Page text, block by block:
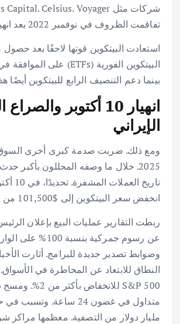
تفاقمت الظروف في نوفمبر 2022 بعد انهيار FTX.
استعادت البيتكوين قوتها لاحقًا بعد
بينما دعم التنصيف الرابع للبيتكوين أيضًا
انهيار 10 أكتوبر
الإيراني
ومع ذلك. ضربت صدمة كبرى أخرى السوق
2025. خلال ما وصفه المحللون بأكبر
انخفض سعر البيتكوين إلى $101,500 من فوق $122,000.
ربطت التقارير عمليات البيع بإعلان
عن رسوم جمركية بنسبة
وضوابط تصدير جديدة للبرامج. أثارت
النطاق للابتعاد عن المخاطرة في